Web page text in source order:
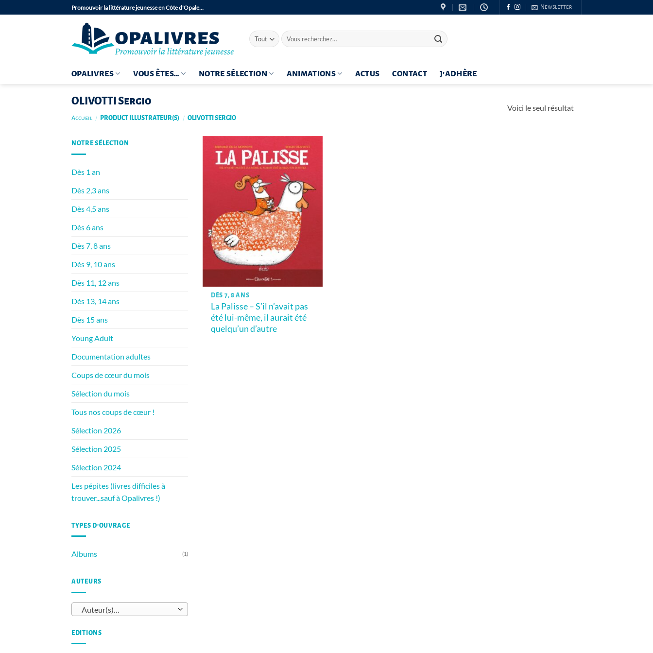
au
Promouvoir la littérature jeunesse en Côte d'Opale… Newsletter
Recherche
pour :
OPALIVRES VOUS ÊTES… NOTRE SÉLECTION ANIMATIONS ACTUS CONTACT J’ADHÈRE
OLIVOTTI Sergio
Accueil / PRODUCT ILLUSTRATEUR(S) / OLIVOTTI SERGIO
Voici le seul résultat
NOTRE SÉLECTION
Dès 1 an
Dès 2,3 ans
Dès 4,5 ans
Dès 6 ans
Dès 7, 8 ans
Dès 9, 10 ans
Dès 11, 12 ans
Dès 13, 14 ans
Dès 15 ans
Young Adult
Documentation adultes
Coups de cœur du mois
Sélection du mois
Tous nos coups de cœur !
Sélection 2026
Sélection 2025
Sélection 2024
Les pépites (livres difficiles à
trouver...sauf à Opalivres !)
TYPES D’OUVRAGE
Albums (1)
AUTEURS
Auteur(s)…
EDITIONS
DÈS 7, 8 ANS
La Palisse – S’il n’avait pas
été lui-même, il aurait été
quelqu’un d’autre